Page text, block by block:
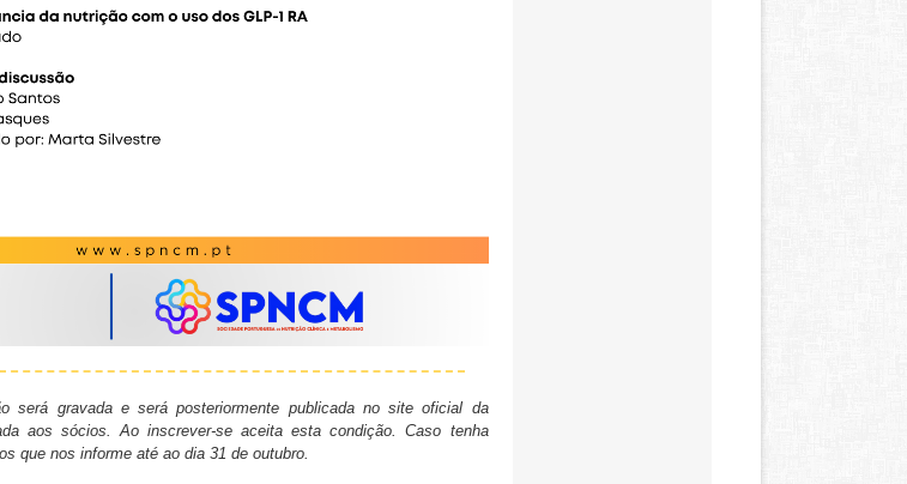
será gravada e será posteriormente publicada no site oficial da
aos sócios. Ao inscrever-se aceita esta condição. Caso tenha
que nos informe até ao dia 31 de outubro.